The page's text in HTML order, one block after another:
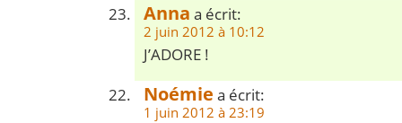
Anna a écrit:
2 juin 2012 à 10:12
J’ADORE !
Noémie a écrit:
1 juin 2012 à 23:19